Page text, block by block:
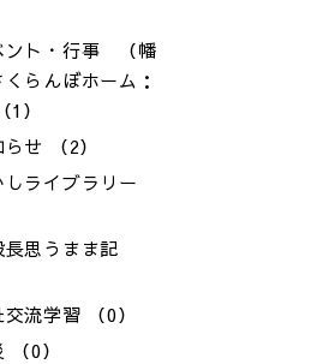
ント・行事 （幡
らんぼホーム：
（1）
せ
（2）
ライブラリー
思うまま記
流学習
（0）
（0）